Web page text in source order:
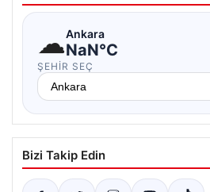
☁Ankara
NaN°C
ŞEHIR SEÇ
Bizi Takip Edin